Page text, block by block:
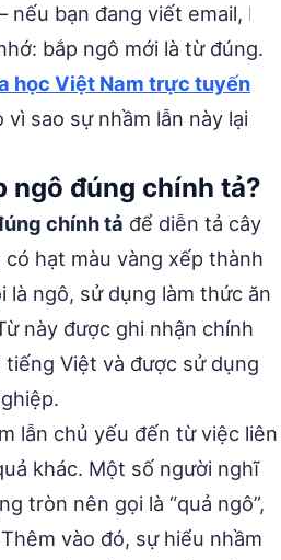
nếu bạn đang viết email, bài
bắp ngô mới là từ đúng.
học Việt Nam trực tuyến
vì sao sự nhầm lẫn này lại
ngô đúng chính tả?
chính tả để diễn tả cây
hạt màu vàng xếp thành
là ngô, sử dụng làm thức ăn
này được ghi nhận chính
Việt và được sử dụng
lẫn chủ yếu đến từ việc liên
khác. Một số người nghĩ
tròn nên gọi là “quả ngô”,
vào đó, sự hiểu nhầm